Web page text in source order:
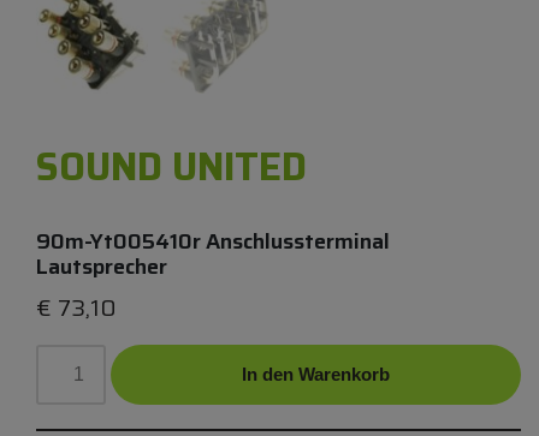
SOUND UNITED
90m-Yt005410r Anschlussterminal
Lautsprecher
€ 73,10
In den Warenkorb